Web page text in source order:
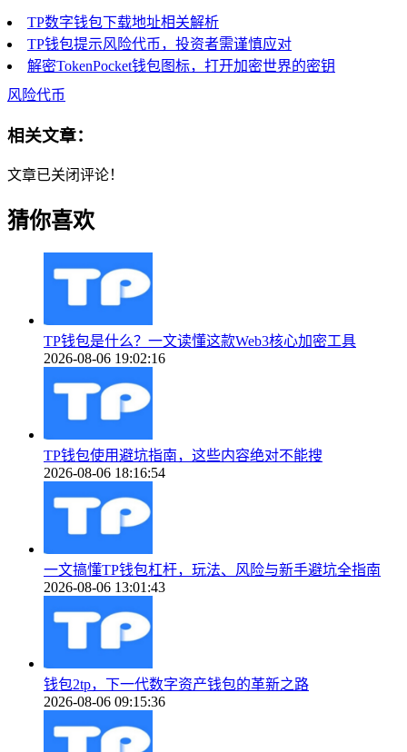
TP数字钱包下载地址相关解析
TP钱包提示风险代币，投资者需谨慎应对
解密TokenPocket钱包图标，打开加密世界的密钥
风险代币
相关文章：
文章已关闭评论！
猜你喜欢
TP钱包是什么？一文读懂这款Web3核心加密工具
2026-08-06 19:02:16
TP钱包使用避坑指南，这些内容绝对不能搜
2026-08-06 18:16:54
一文搞懂TP钱包杠杆，玩法、风险与新手避坑全指南
2026-08-06 13:01:43
钱包2tp，下一代数字资产钱包的革新之路
2026-08-06 09:15:36